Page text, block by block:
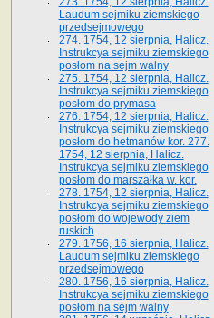
Laudum sejmiku ziemskiego
przedsejmowego
274. 1754, 12 sierpnia, Halicz.
Instrukcya sejmiku ziemskiego
posłom na sejm walny
275. 1754, 12 sierpnia, Halicz.
Instrukcya sejmiku ziemskiego
posłom do prymasa
276. 1754, 12 sierpnia, Halicz.
Instrukcya sejmiku ziemskiego
posłom do hetmanów kor. 277.
1754, 12 sierpnia, Halicz.
Instrukcya sejmiku ziemskiego
posłom do marszałka w. kor.
278. 1754, 12 sierpnia, Halicz.
Instrukcya sejmiku ziemskiego
posłom do wojewody ziem
ruskich
279. 1756, 16 sierpnia, Halicz.
Laudum sejmiku ziemskiego
przedsejmowego
280. 1756, 16 sierpnia, Halicz.
Instrukcya sejmiku ziemskiego
posłom na sejm walny